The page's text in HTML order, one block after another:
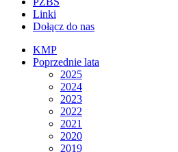
Linki
Dołącz do nas
KMP
Poprzednie lata
2025
2024
2023
2022
2021
2020
2019